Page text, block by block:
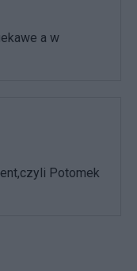
a w
Potomek